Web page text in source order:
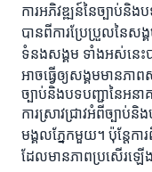
ការអភិវឌ្ឍន៍នៃច្បាប់និ
បានពីការប្រែប្រួលនៃស
ទំនងសង្គម ទាំងអស់នេះ
អាចធ្វើឲ្យសង្គមមានភ
ច្បាប់និងបទបញ្ជានៃអនា
ការស្រាវជ្រាវអំពីច្បាប់
មង្គលភ្នែកមួយ។ ប៉ុន្តែកា
ដែលមានភាពប្រសើរឡើ